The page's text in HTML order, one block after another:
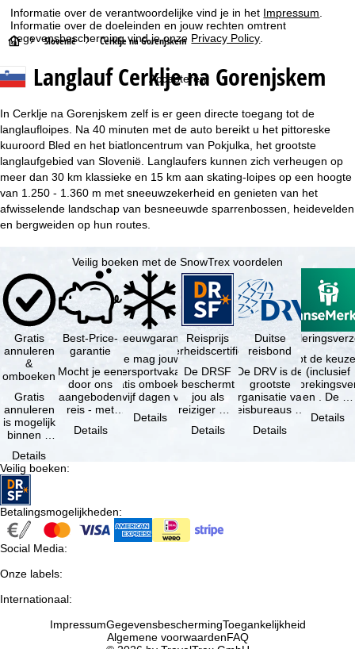
Informatie over de verantwoordelijke vind je in het Impressum.
Informatie over de doeleinden en jouw rechten omtrent
gegevensbescherming vind je onze Privacy Policy.
Accepteren
S
t
r
t
i
n
a
Slovenië Cerklje na Gorenjskem
Langlauf Cerklje na Gorenjskem
In Cerklje na Gorenjskem zelf is er geen directe toegang tot de
langlaufloipes. Na 40 minuten met de auto bereikt u het pittoreske
kuuroord Bled en het biatloncentrum van Pokjulka, het grootste
langlaufgebied van Slovenië. Langlaufers kunnen zich verheugen op
meer dan 30 km klassieke en 15 km aan skating-loipes op een hoogte
van 1.250 - 1.360 m met sneeuwzekerheid en genieten van het
afwisselende landschap van besneeuwde sparrenbossen, heidevelden
en bergweiden op hun routes.
Veilig boeken met de SnowTrex voordelen
Gratis
annuleren
&
omboeken
Gratis
annuleren
is mogelijk
binnen 5
de
boeking,
als jouw
vakantie …
Details
Best-Price-
garantie
Mocht je een
door ons
aangeboden
reis - met
beschikbaarheid
Details
Sneeuwgarantie
Je mag jouw
wintersportvakantie
gratis omboeken
als vijf dagen voor
Details
Reisprijs
zekerheidscertificaat
De DRSF
beschermt
jou als
reiziger met
pakketreis
Details
Duitse
reisbond
De DRV is de
grootste
organisatie van
reisbureaus en
in Duitsland. …
Details
Je hebt de
(inclusief
en . De …
Details
Veilig boeken:
Betalingsmogelijkheden:
Social Media:
Onze labels:
Internationaal:
ImpressumGegevensbeschermingToegankelijkheid
Algemene voorwaardenFAQ